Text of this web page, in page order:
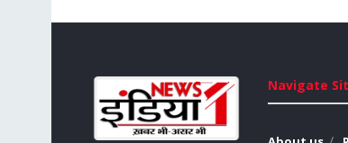
Navigate